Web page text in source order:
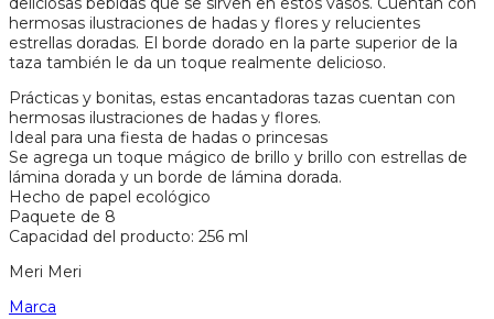
hermosas ilustraciones de hadas y flores y relucientes
estrellas doradas. El borde dorado en la parte superior de la
taza también le da un toque realmente delicioso.
Prácticas y bonitas, estas encantadoras tazas cuentan con
hermosas ilustraciones de hadas y flores.
Ideal para una fiesta de hadas o princesas
Se agrega un toque mágico de brillo y brillo con estrellas de
lámina dorada y un borde de lámina dorada.
Hecho de papel ecológico
Paquete de 8
Capacidad del producto: 256 ml
Meri Meri
Marca